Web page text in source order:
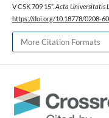
V CSK 709 15”.Acta Universitatis
https://doi.org/10.18778/0208-
More Citation Formats